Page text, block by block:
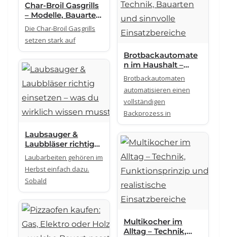
Char-Broil Gasgrills
– Modelle, Bauarten
und technische
Unterschiede
Die Char-Broil Gasgrills
setzen stark auf
Brotbackautomate
n im Haushalt –
Technik, Bauarten
und sinnvolle
Einsatzbereiche
Brotbackautomaten
automatisieren einen
vollständigen
Backprozess in
Laubsauger &
Laubbläser richtig
einsetzen – was du
wirklich wissen
musst
Laubarbeiten gehören im
Herbst einfach dazu.
Sobald
Multikocher im
Alltag – Technik,